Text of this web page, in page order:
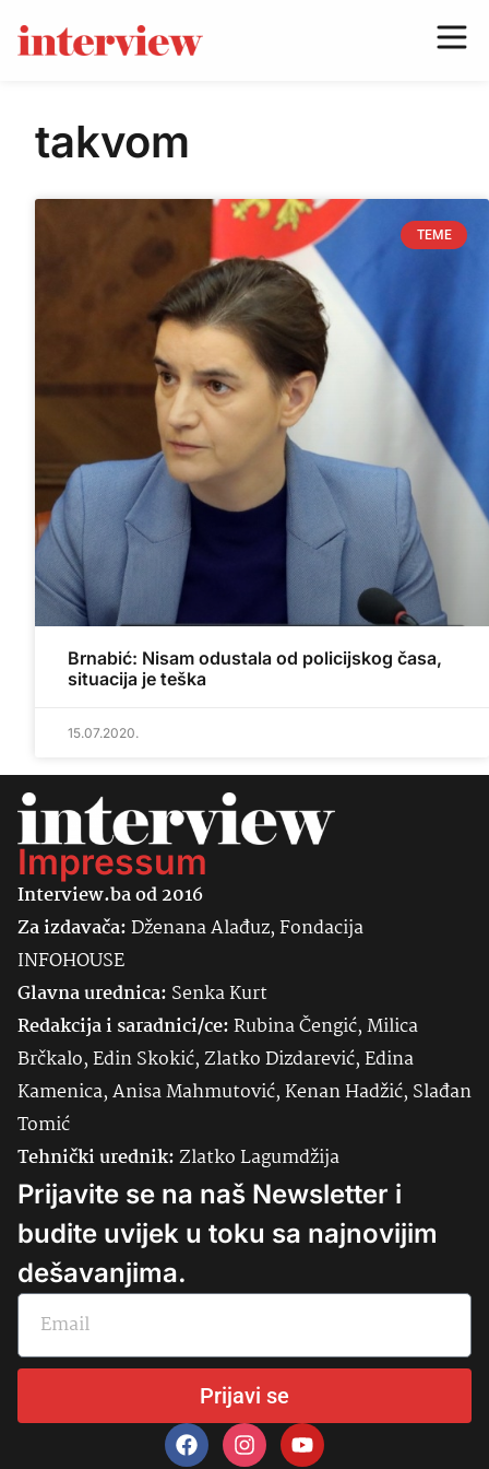
takvom
TEME
Brnabić: Nisam odustala od policijskog časa,
situacija je teška
15.07.2020.
Impressum
Interview.ba od 2016
Za izdavača:Dženana Alađuz, Fondacija
INFOHOUSE
Glavna urednica: SenkaKurt
Redakcija i saradnici/ce:Rubina Čengić, Milica
Brčkalo, Edin Skokić, Zlatko Dizdarević, Edina
Kamenica, Anisa Mahmutović, Kenan Hadžić, Slađan
Tomić
Tehnički urednik:Zlatko Lagumdžija
Prijavite se na naš Newsletter i
budite uvijek u toku sa najnovijim
dešavanjima.
Prijavi se